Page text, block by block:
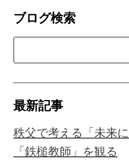
ブログ検索
最新記事
秩父で考える「未来に
「鉄槌教師」を観る